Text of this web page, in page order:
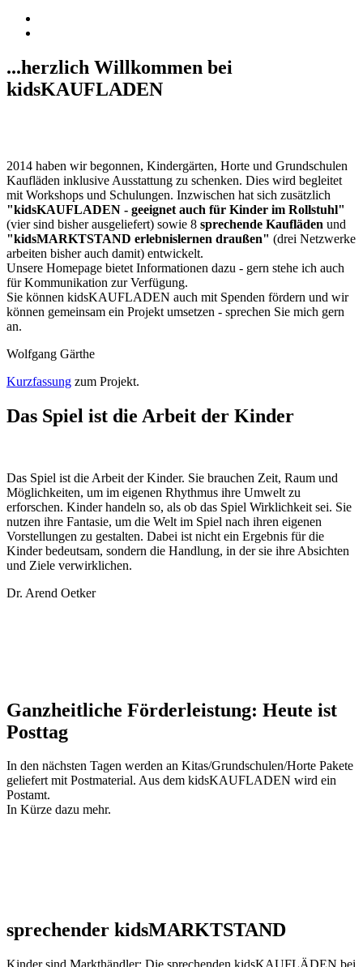
...herzlich Willkommen bei
kidsKAUFLADEN
2014 haben wir begonnen, Kindergärten, Horte und Grundschulen
Kaufläden inklusive Ausstattung zu schenken. Dies wird begleitet
mit Workshops und Schulungen. Inzwischen hat sich zusätzlich
"kidsKAUFLADEN - geeignet auch für Kinder im Rollstuhl"
(vier sind bisher ausgeliefert) sowie 8 sprechende Kaufläden und
"kidsMARKTSTAND erlebnislernen draußen" (drei Netzwerke
arbeiten bisher auch damit) entwickelt.
Unsere Homepage bietet Informationen dazu - gern stehe ich auch
für Kommunikation zur Verfügung.
Sie können kidsKAUFLADEN auch mit Spenden fördern und wir
können gemeinsam ein Projekt umsetzen - sprechen Sie mich gern
an.
Wolfgang Gärthe
Kurzfassung zum Projekt.
Das Spiel ist die Arbeit der Kinder
Das Spiel ist die Arbeit der Kinder. Sie brauchen Zeit, Raum und
Möglichkeiten, um im eigenen Rhythmus ihre Umwelt zu
erforschen. Kinder handeln so, als ob das Spiel Wirklichkeit sei. Sie
nutzen ihre Fantasie, um die Welt im Spiel nach ihren eigenen
Vorstellungen zu gestalten. Dabei ist nicht ein Ergebnis für die
Kinder bedeutsam, sondern die Handlung, in der sie ihre Absichten
und Ziele verwirklichen.
Dr. Arend Oetker
Ganzheitliche Förderleistung: Heute ist
Posttag
In den nächsten Tagen werden an Kitas/Grundschulen/Horte Pakete
geliefert mit Postmaterial. Aus dem kidsKAUFLADEN wird ein
Postamt.
In Kürze dazu mehr.
sprechender kidsMARKTSTAND